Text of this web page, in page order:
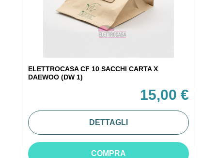
ELETTROCASA CF 10 SACCHI CARTA X
DAEWOO (DW 1)
15,00 €
DETTAGLI
COMPRA